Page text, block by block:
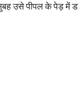
उसे पीपल के पेड़ में